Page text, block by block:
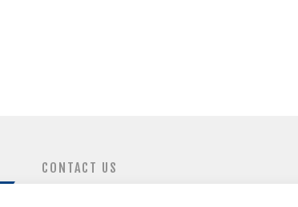
CONTACT US